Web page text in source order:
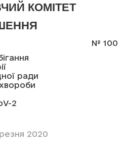
КОМІТЕТ
№ 100
ради
-2
2020